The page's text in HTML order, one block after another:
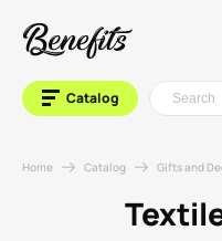
Catalog
Home Catalog Gifts and